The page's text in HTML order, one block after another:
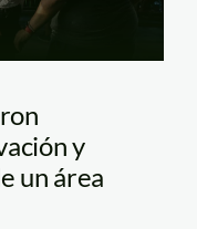
y
un área